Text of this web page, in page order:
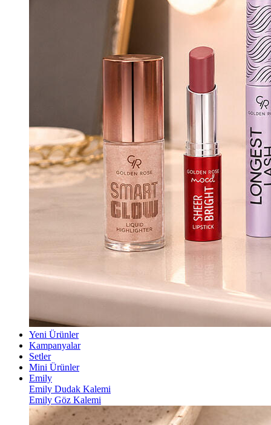
Yeni Ürünler
Kampanyalar
Setler
Mini Ürünler
Emily
Emily Dudak Kalemi
Emily Göz Kalemi